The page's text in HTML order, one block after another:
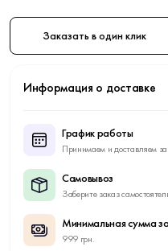
Заказать в один клик
Информация о доставке
График работы
Принимаем и доставляем
Самовывоз
Заберите заказ
Минимальная сумма
999 грн.